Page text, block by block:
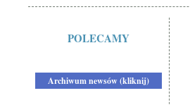
POLECAMY
Archiwum newsów (kliknij)